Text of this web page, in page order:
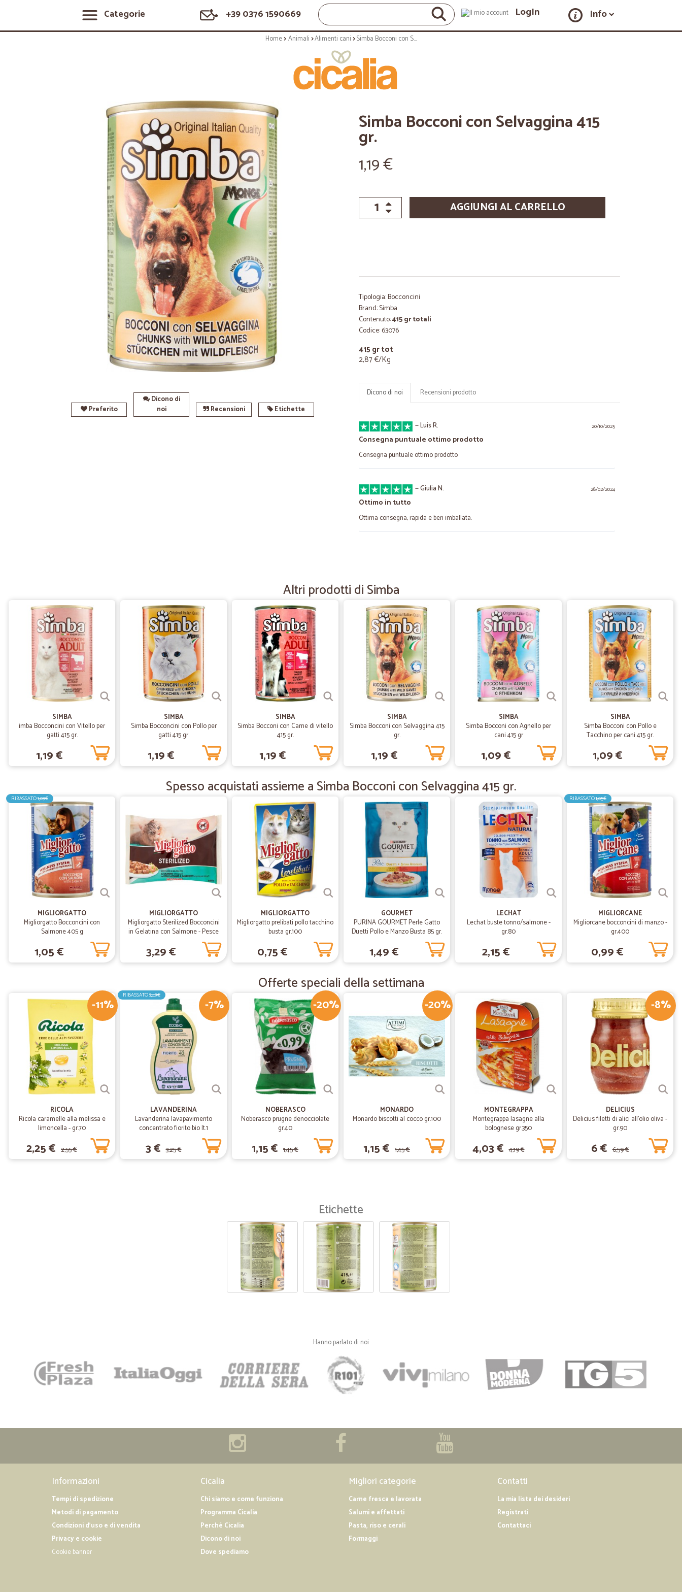
Categorie +39 0376 1590669 LogIn Info
Home Animali Alimenti cani Simba Bocconi con Selvaggina 415 gr.
Preferito
Dicono di
noi
Recensioni Etichette
Simba Bocconi con Selvaggina 415
gr.
1,19 €
AGGIUNGI AL CARRELLO
Tipologia: Bocconcini
Brand: Simba
Contenuto:415 gr totali
Codice: 63076
415 gr tot
2,87 €/Kg
Dicono di noi Recensioni prodotto
20/10/2025
—Luis R.
Consegna puntuale ottimo prodotto
Consegna puntuale ottimo prodotto
28/02/2024
—Giulia N.
Ottimo in tutto
Ottima consegna, rapida e ben imballata.
frequento. Consegna puntualissima il giorno successivo.
09/01/2023
—Francesca U.
Ottimo servizio, si seguono benissimo tutte le fasi dell'ordinr
Si seguono benissimo le fasi di lavorazione dell'ordine, puntualità
25/08/2021
—Enzo D.
più che soddisfatto precisi e veloci
più che soddisfatto precisi e veloci. gradito anche l'omaggio
Fernando N.
tutto ok.grazie mille
tutto ok.grazie mille
17/10/2020
—Salvatore C.
Puntualità per la consegna del prodotto
Puntualità per la consegna del prodotto
18/07/2020
—Sofia M.
Consegna puntuale
Ilaria F.
Molto comodo
12/11/2019
Julie an F.
Prodotti buoni
Prodotti buoni. Arrivata dopo 4 giorni.
Altri prodotti di Simba
SIMBA
imba Bocconcini con Vitello per
gatti 415 gr.
1,19 €
SIMBA
Simba Bocconcini con Pollo per
gatti 415 gr.
1,19 €
SIMBA
Simba Bocconi con Carne di vitello
415 gr.
1,19 €
SIMBA
Simba Bocconi con Selvaggina 415
gr.
1,19 €
SIMBA
Simba Bocconi con Agnello per
cani 415 gr
1,09 €
SIMBA
Simba Bocconi con Pollo e
Tacchino per cani 415 gr.
1,09 €
Spesso acquistati assieme a Simba Bocconi con Selvaggina 415 gr.
RIBASSATO1,09€
MIGLIORGATTO
Migliorgatto Bocconcini con
Salmone 405 g
1,05 €
MIGLIORGATTO
Migliorgatto Sterilized Bocconcini
in Gelatina con Salmone - Pesce
Azzurro e Gamberetti 4 x 85 gr.
3,29 €
MIGLIORGATTO
Migliorgatto prelibati pollo tacchino
busta gr.100
0,75 €
GOURMET
PURINA GOURMET Perle Gatto
Duetti Pollo e Manzo Busta 85 gr.
1,49 €
LECHAT
Lechat buste tonno/salmone -
gr.80
2,15 €
RIBASSATO1,05€
MIGLIORCANE
Migliorcane bocconcini di manzo -
gr.400
0,99 €
Offerte speciali della settimana
-11%
RICOLA
Ricola caramelle alla melissa e
limoncella - gr.70
2,25 € 2,55 €
-7%
RIBASSATO3,49€
LAVANDERINA
Lavanderina lavapavimento
concentrato fiorito bio lt.1
3 € 3,25 €
-20%
NOBERASCO
Noberasco prugne denocciolate
gr.40
1,15 € 1,45 €
-20%
MONARDO
Monardo biscotti al cocco gr.100
1,15 € 1,45 €
MONTEGRAPPA
Montegrappa lasagne alla
bolognese gr.350
4,03 € 4,19 €
-8%
DELICIUS
Delicius filetti di alici all'olio oliva -
gr.90
6 € 6,59 €
Etichette
Hanno parlato di noi
Informazioni
Tempi di spedizione
Metodi di pagamento
Condizioni d'uso e di vendita
Privacy e cookie
Cookie banner
Cicalia
Chi siamo e come funziona
Programma Cicalia
Perché Cicalia
Dicono di noi
Dove spediamo
Migliori categorie
Carne fresca e lavorata
Salumi e affettati
Pasta, riso e cerali
Formaggi
Contatti
La mia lista dei desideri
Registrati
Contattaci